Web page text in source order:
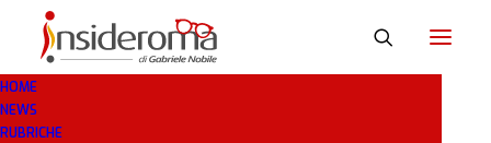
HOME
NEWS
RUBRICHE
2 MAG 2019